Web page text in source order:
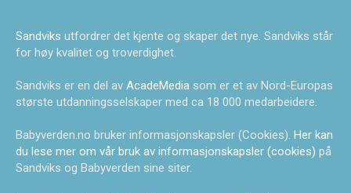
Sandviks utfordrer det kjente og skaper det nye. Sandviks står
for høy kvalitet og troverdighet.
Sandviks er en del av AcadeMedia som er et av Nord-Europas
største utdanningsselskaper med ca 18 000 medarbeidere.
Babyverden.no bruker informasjonskapsler (Cookies). Her kan
du lese mer om vår bruk av informasjonskapsler (cookies) på
Sandviks og Babyverden sine siter.